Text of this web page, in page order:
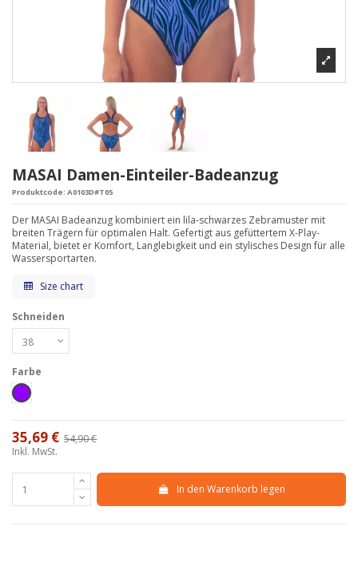
MASAI Damen-Einteiler-Badeanzug
Produktcode: A0103D#T05
Der MASAI Badeanzug kombiniert ein lila-schwarzes Zebramuster mit
breiten Trägern für optimalen Halt. Gefertigt aus gefüttertem X-Play-
Material, bietet er Komfort, Langlebigkeit und ein stylisches Design für alle
Wassersportarten.
Size chart
Schneiden
Farbe
Viola
35,69 € 54,90 €
Inkl. MwSt.
In den Warenkorb legen